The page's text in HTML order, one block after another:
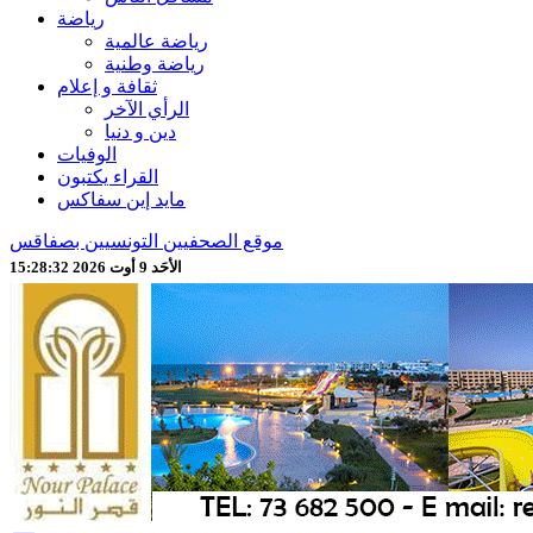
رياضة
رياضة عالمية
رياضة وطنية
ثقافة و إعلام
الرأي الآخر
دين و دنيا
الوفيات
القراء يكتبون
مايد إين سفاكس
موقع الصحفيين التونسيين بصفاقس
الأحَد 9 أوت 2026 15:28:34